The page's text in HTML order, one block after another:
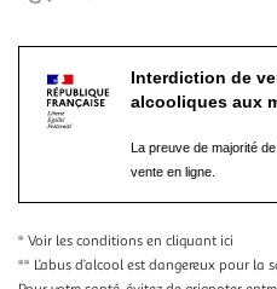
Interdiction de
alcooliques aux
La preuve de majorité
vente en ligne.
* Voir les conditions en cliquant ici
** L’abus d’alcool est dangereux pour